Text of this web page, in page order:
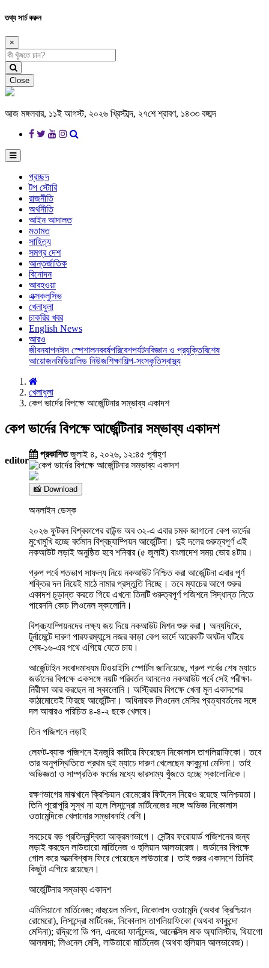
তথ্য সার্চ করুন
×
Close
আজ মঙ্গলবার, ১১ই আগস্ট, ২০২৬ খ্রিস্টাব্দ, ২৭শে শ্রাবণ, ১৪৩৩ বঙ্গাব্দ
প্রচ্ছদ
টপ স্টোরি
রাজনীতি
অর্থনীতি
আইন আদালত
মতামত
সাহিত্য
সমগ্র দেশ
আন্তর্জাতিক
বিনোদন
আবহওয়া
এক্সক্লুসিভ
খেলাধুলা
চাকরির খবর
English News
আরও
জীবনযাপনঈদ স্পেশালনববর্ষপরিবেশপর্যটনবিজ্ঞান ও প্রযুক্তিবিশেষ
আয়োজনমিডিয়ালিড নিউজশিক্ষাশিল্প-সংস্কৃতিস্বাস্থ্য
খেলাধুলা
কেপ ভার্দের বিপক্ষে আর্জেন্টিনার সম্ভাব্য একাদশ
কেপ ভার্দের বিপক্ষে আর্জেন্টিনার সম্ভাব্য একাদশ
editor
প্রকাশিতজুলাই ৪, ২০২৬, ১২:৪৫ পূর্বাহ্ণ
📸 Download
অনলাইন ডেস্ক
২০২৬ ফুটবল বিশ্বকাপের রাউন্ড অব ৩২-এ এবার চমক জাগানো কেপ ভার্দের
মুখোমুখি হচ্ছে বর্তমান বিশ্বচ্যাম্পিয়ন আর্জেন্টিনা। দুই দলের গুরুত্বপূর্ণ এই
নকআউট লড়াই অনুষ্ঠিত হবে শনিবার (৫ জুলাই) বাংলাদেশ সময় ভোর ৪টায়।
গ্রুপ পর্বে শতভাগ সাফল্য নিয়ে নকআউট নিশ্চিত করা আর্জেন্টিনা এবার পূর্ণ
শক্তির দল নিয়েই মাঠে নামার প্রস্তুতি নিচ্ছে। তবে ম্যাচের আগে শুরুর
একাদশ চূড়ান্ত করতে গিয়ে এখনো তিনটি গুরুত্বপূর্ণ পজিশনে সিদ্ধান্ত নিতে
পারেননি কোচ লিওনেল স্কালোনি।
বিশ্বচ্যাম্পিয়নদের লক্ষ্য জয় দিয়ে নকআউট মিশন শুরু করা। অন্যদিকে,
টুর্নামেন্টে দারুণ পারফরম্যান্সে নজর কাড়া কেপ ভার্দে আরেকটি অঘটন ঘটিয়ে
শেষ-১৬-এর পথে এগিয়ে যেতে চায়।
আর্জেন্টাইন সংবাদমাধ্যম টিওয়াইসি স্পোর্টস জানিয়েছে, গ্রুপ পর্বের শেষ ম্যাচে
জর্ডানের বিপক্ষে একসঙ্গে নয়টি পরিবর্তন আনলেও নকআউট পর্বে সেই পরীক্ষা-
নিরীক্ষা আর করছেন না স্কালোনি। অস্ট্রিয়ার বিপক্ষে খেলা মূল একাদশের
কাঠামোতেই ফিরছে আর্জেন্টিনা। অধিনায়ক লিওনেল মেসির প্রত্যাবর্তনের সঙ্গে
দল আবারও পরিচিত ৪-৪-২ ছকে খেলবে।
তিন পজিশনে লড়াই
লেফট-ব্যাক পজিশনে ইনজুরি কাটিয়ে ফিরেছেন নিকোলাস তাগলিয়াফিকো। তবে
তার অনুপস্থিতিতে প্রথম দুই ম্যাচে দারুণ খেলেছেন ফাকুন্দো মেদিনা। তাই
অভিজ্ঞতা ও সাম্প্রতিক ফর্মের মধ্যে ভারসাম্য খুঁজতে হচ্ছে স্কালোনিকে।
রক্ষণভাগের মাঝখানে ক্রিশ্চিয়ান রোমেরোর ফিটনেস নিয়েও রয়েছে অনিশ্চয়তা।
তিনি পুরোপুরি সুস্থ না হলে লিসান্দ্রো মার্টিনেজের সঙ্গে অভিজ্ঞ নিকোলাস
ওতামেন্দিকে খেলানোর সম্ভাবনাই বেশি।
সবচেয়ে বড় প্রতিদ্বন্দ্বিতা আক্রমণভাগে। সেন্টার ফরোয়ার্ড পজিশনের জন্য
লড়াই করছেন লাউতারো মার্তিনেজ ও হুলিয়ান আলভারেজ। জর্ডানের বিপক্ষে
গোল করে আত্মবিশ্বাস ফিরে পেয়েছেন লাউতারো। তাই শুরুর একাদশে তিনিই
কিছুটা এগিয়ে রয়েছেন।
আর্জেন্টিনার সম্ভাব্য একাদশ
এমিলিয়ানো মার্তিনেজ; নাহুয়েল মলিনা, নিকোলাস ওতামেন্দি (অথবা ক্রিশ্চিয়ান
রোমেরো), লিসান্দ্রো মার্টিনেজ, নিকোলাস তাগলিয়াফিকো (অথবা ফাকুন্দো
মেদিনা); রদ্রিগো ডি পল, এনজো ফার্নান্দেজ, আলেক্সিস মাক অ্যালিস্টার, থিয়াগো
আলমাদা; লিওনেল মেসি, লাউতারো মার্তিনেজ (অথবা হুলিয়ান আলভারেজ)।